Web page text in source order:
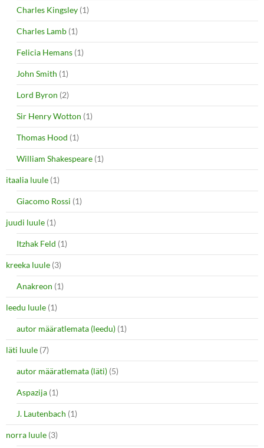
Charles Kingsley (1)
Charles Lamb (1)
Felicia Hemans (1)
John Smith (1)
Lord Byron (2)
Sir Henry Wotton (1)
Thomas Hood (1)
William Shakespeare (1)
itaalia luule (1)
Giacomo Rossi (1)
juudi luule (1)
Itzhak Feld (1)
kreeka luule (3)
Anakreon (1)
leedu luule (1)
autor määratlemata (leedu) (1)
läti luule (7)
autor määratlemata (läti) (5)
Aspazija (1)
J. Lautenbach (1)
norra luule (3)